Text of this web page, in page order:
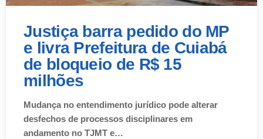
Justiça barra pedido do MP
e livra Prefeitura de Cuiabá
de bloqueio de R$ 15
milhões
Mudança no entendimento jurídico pode alterar
desfechos de processos disciplinares em
andamento no TJMT e…